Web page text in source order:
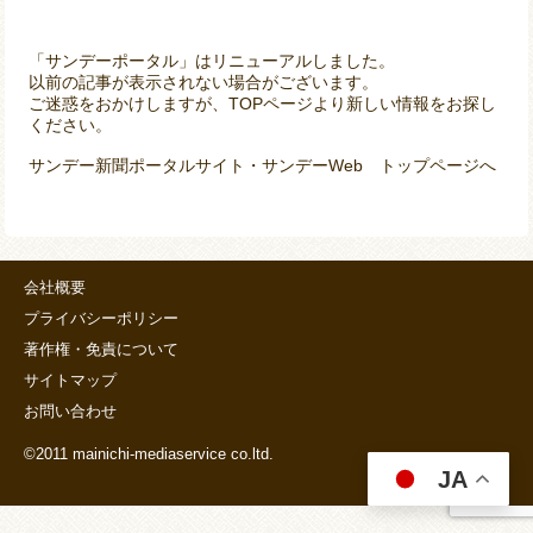
「サンデーポータル」はリニューアルしました。
以前の記事が表示されない場合がございます。
ご迷惑をおかけしますが、TOPページより新しい情報をお探し
ください。
サンデー新聞ポータルサイト・サンデーWeb トップページへ
会社概要
プライバシーポリシー
著作権・免責について
サイトマップ
お問い合わせ
©2011 mainichi-mediaservice co.ltd.
JA